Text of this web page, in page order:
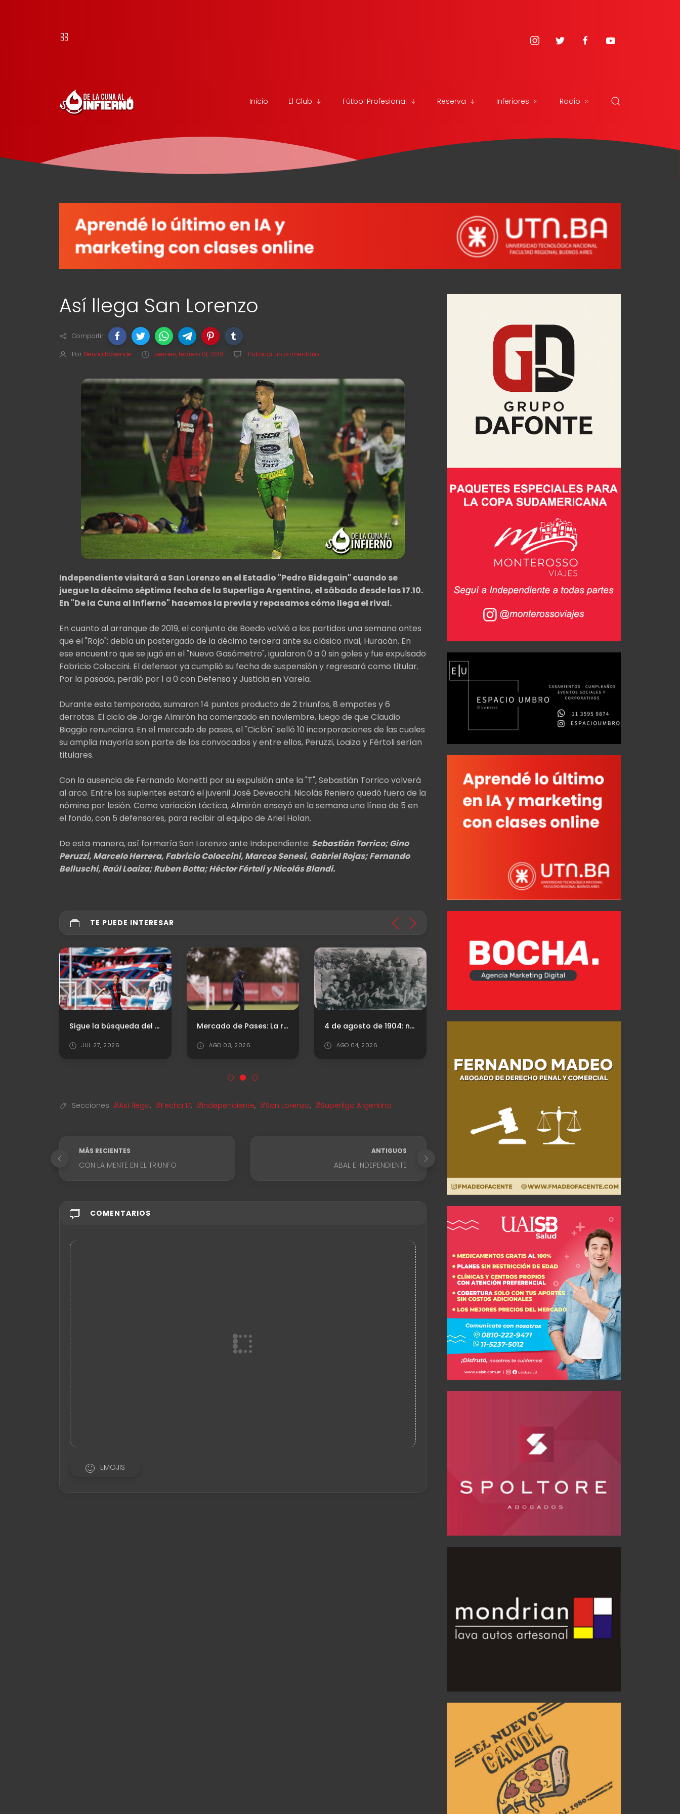
Inicio El Club Fútbol Profesional Reserva Inferiores Radio
Así llega San Lorenzo
Compartir
Por Nerina Rosende viernes, febrero 01, 2019 Publicar un comentario
Independiente visitará a San Lorenzo en el Estadio "Pedro Bidegain" cuando se
juegue la décimo séptima fecha de la Superliga Argentina, el sábado desde las 17.10.
En "De la Cuna al Infierno" hacemos la previa y repasamos cómo llega el rival.
En cuanto al arranque de 2019, el conjunto de Boedo volvió a los partidos una semana antes
que el "Rojo": debía un postergado de la décimo tercera ante su clásico rival, Huracán. En
ese encuentro que se jugó en el "Nuevo Gasómetro", igualaron 0 a 0 sin goles y fue expulsado
Fabricio Coloccini. El defensor ya cumplió su fecha de suspensión y regresará como titular.
Por la pasada, perdió por 1 a 0 con Defensa y Justicia en Varela.
Durante esta temporada, sumaron 14 puntos producto de 2 triunfos, 8 empates y 6
derrotas. El ciclo de Jorge Almirón ha comenzado en noviembre, luego de que Claudio
Biaggio renunciara. En el mercado de pases, el "Ciclón" selló 10 incorporaciones de las cuales
su amplia mayoría son parte de los convocados y entre ellos, Peruzzi, Loaiza y Fértoli serían
titulares.
Con la ausencia de Fernando Monetti por su expulsión ante la "T", Sebastián Torrico volverá
al arco. Entre los suplentes estará el juvenil José Devecchi. Nicolás Reniero quedó fuera de la
nómina por lesión. Como variación táctica, Almirón ensayó en la semana una línea de 5 en
el fondo, con 5 defensores, para recibir al equipo de Ariel Holan.
De esta manera, así formaría San Lorenzo ante Independiente: Sebastián Torrico; Gino
Peruzzi, Marcelo Herrera, Fabricio Coloccini, Marcos Senesi, Gabriel Rojas; Fernando
Belluschi, Raúl Loaiza; Ruben Botta; Héctor Fértoli y Nicolás Blandi.
TE PUEDE INTERESAR
Sigue la búsqueda del "8"
JUL 27, 2026
Mercado de Pases: La realidad detrás de la búsqueda del central
AGO 03, 2026
4 de agosto de 1904: nace el "Rey de Copas"
AGO 04, 2026
Secciones: #Así llega, #Fecha 17, #Independiente, #San Lorenzo, #Superliga Argentina
MÁS RECIENTES
CON LA MENTE EN EL TRIUNFO
ANTIGUOS
ABAL E INDEPENDIENTE
COMENTARIOS
EMOJIS